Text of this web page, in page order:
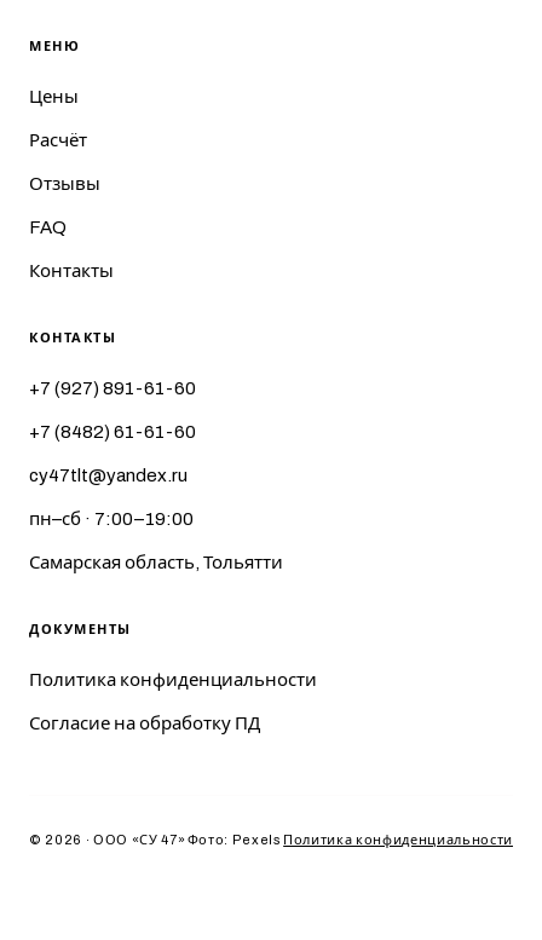
МЕНЮ
Цены
Расчёт
Отзывы
FAQ
Контакты
КОНТАКТЫ
+7 (927) 891-61-60
+7 (8482) 61-61-60
cy47tlt@yandex.ru
пн–сб · 7:00–19:00
Самарская область, Тольятти
ДОКУМЕНТЫ
Политика конфиденциальности
Согласие на обработку ПД
© 2026 · ООО «СУ 47» Фото: Pexels Политика конфиденциальности